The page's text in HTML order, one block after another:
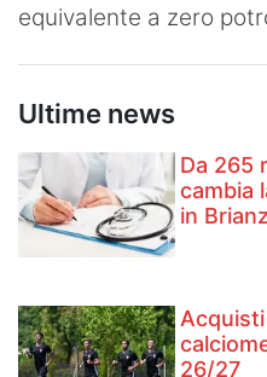
equivalente a zero
Ultime news
Da 265
cambia
in
26/27